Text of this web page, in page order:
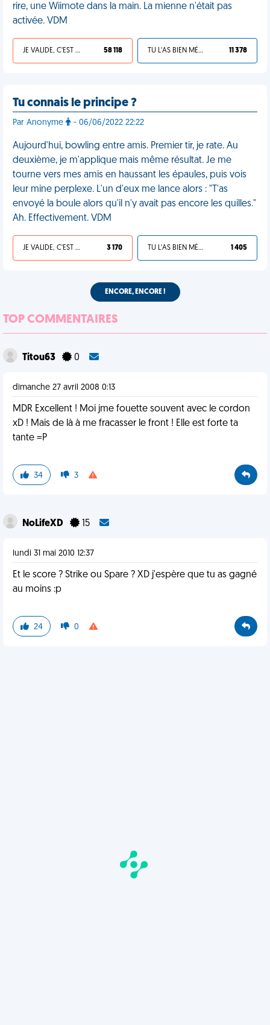
rire, une Wiimote dans la main. La mienne n'était pas
activée. VDM
JE VALIDE, C'EST UNE VDM 58 118 TU L'AS BIEN MÉRITÉ 11 378
Tu connais le principe ?
Par Anonyme - 06/06/2022 22:22
Aujourd'hui, bowling entre amis. Premier tir, je rate. Au
deuxième, je m'applique mais même résultat. Je me
tourne vers mes amis en haussant les épaules, puis vois
leur mine perplexe. L'un d'eux me lance alors : "T'as
envoyé la boule alors qu'il n'y avait pas encore les quilles."
Ah. Effectivement. VDM
JE VALIDE, C'EST UNE VDM 3 170 TU L'AS BIEN MÉRITÉ 1 405
ENCORE, ENCORE !
TOP COMMENTAIRES
Titou63 0
dimanche 27 avril 2008 0:13
MDR Excellent ! Moi jme fouette souvent avec le cordon
xD ! Mais de là à me fracasser le front ! Elle est forte ta
tante =P
34 3
NoLifeXD 15
lundi 31 mai 2010 12:37
Et le score ? Strike ou Spare ? XD j'espère que tu as gagné
au moins :p
24 0